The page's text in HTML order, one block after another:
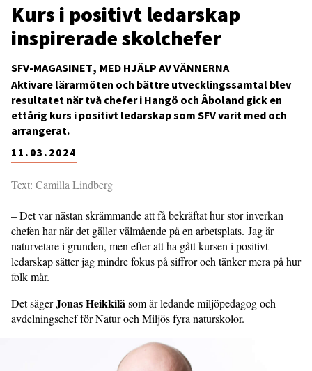
SFV-MAGASINET MED HJÄLP AV VÄNNERNA
Kurs i positivt ledarskap
inspirerade skolchefer
11.03.2024
Aktivare lärarmöten och bättre utvecklingssamtal blev
resultatet när två chefer i Hangö och Åboland gick en
ettårig kurs i positivt ledarskap som SFV varit med och
arrangerat.
Text: Camilla Lindberg
– Det var nästan skrämmande att få bekräftat hur stor inverkan
chefen har när det gäller välmående på en arbetsplats. Jag är
naturvetare i grunden, men efter att ha gått kursen i positivt
ledarskap sätter jag mindre fokus på siffror och tänker mera på hur
folk mår.
Det sägerJonas Heikkiläsom är ledande miljöpedagog och
avdelnings­chef för Natur och Miljös fyra natur­skolor.